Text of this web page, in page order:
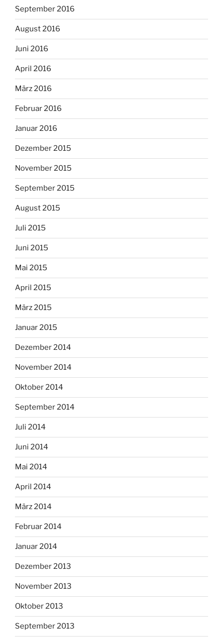
September 2016
August 2016
Juni 2016
April 2016
März 2016
Februar 2016
Januar 2016
Dezember 2015
November 2015
September 2015
August 2015
Juli 2015
Juni 2015
Mai 2015
April 2015
März 2015
Januar 2015
Dezember 2014
November 2014
Oktober 2014
September 2014
Juli 2014
Juni 2014
Mai 2014
April 2014
März 2014
Februar 2014
Januar 2014
Dezember 2013
November 2013
Oktober 2013
September 2013